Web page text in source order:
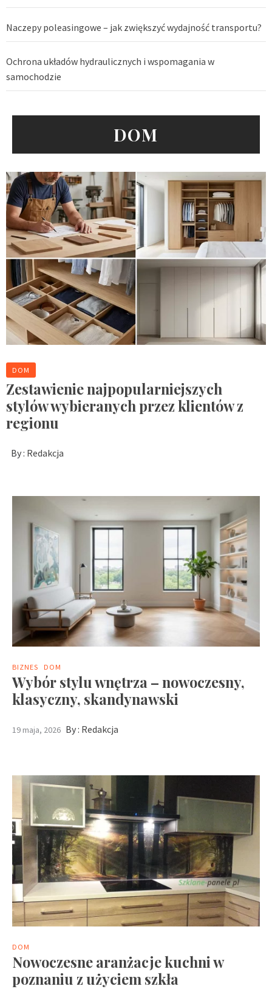
Naczepy poleasingowe – jak zwiększyć wydajność transportu?
Ochrona układów hydraulicznych i wspomagania w
samochodzie
DOM
DOM
Zestawienie najpopularniejszych
stylów wybieranych przez klientów z
regionu
By : Redakcja
BIZNES DOM
Wybór stylu wnętrza – nowoczesny,
klasyczny, skandynawski
19 maja, 2026 By : Redakcja
DOM
Nowoczesne aranżacje kuchni w
poznaniu z użyciem szkła